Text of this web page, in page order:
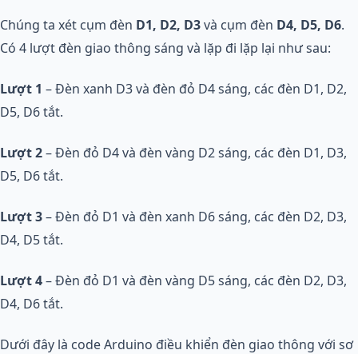
Chúng ta xét cụm đèn D1, D2, D3và cụm đèn D4, D5, D6.
Có 4 lượt đèn giao thông sáng và lặp đi lặp lại như sau:
Lượt 1 – Đèn xanh D3 và đèn đỏ D4 sáng, các đèn D1, D2,
D5, D6 tắt.
Lượt 2– Đèn đỏ D4 và đèn vàng D2 sáng, các đèn D1, D3,
D5, D6 tắt.
Lượt 3– Đèn đỏ D1 và đèn xanh D6 sáng, các đèn D2, D3,
D4, D5 tắt.
Lượt 4– Đèn đỏ D1 và đèn vàng D5 sáng, các đèn D2, D3,
D4, D6 tắt.
Dưới đây là code Arduino điều khiển đèn giao thông với sơ